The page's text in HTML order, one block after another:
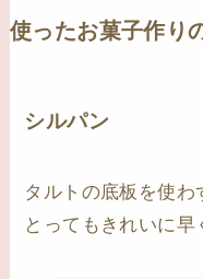
使ったお菓子作り
シルパン
タルトの底板を使わ
とってもきれいに早